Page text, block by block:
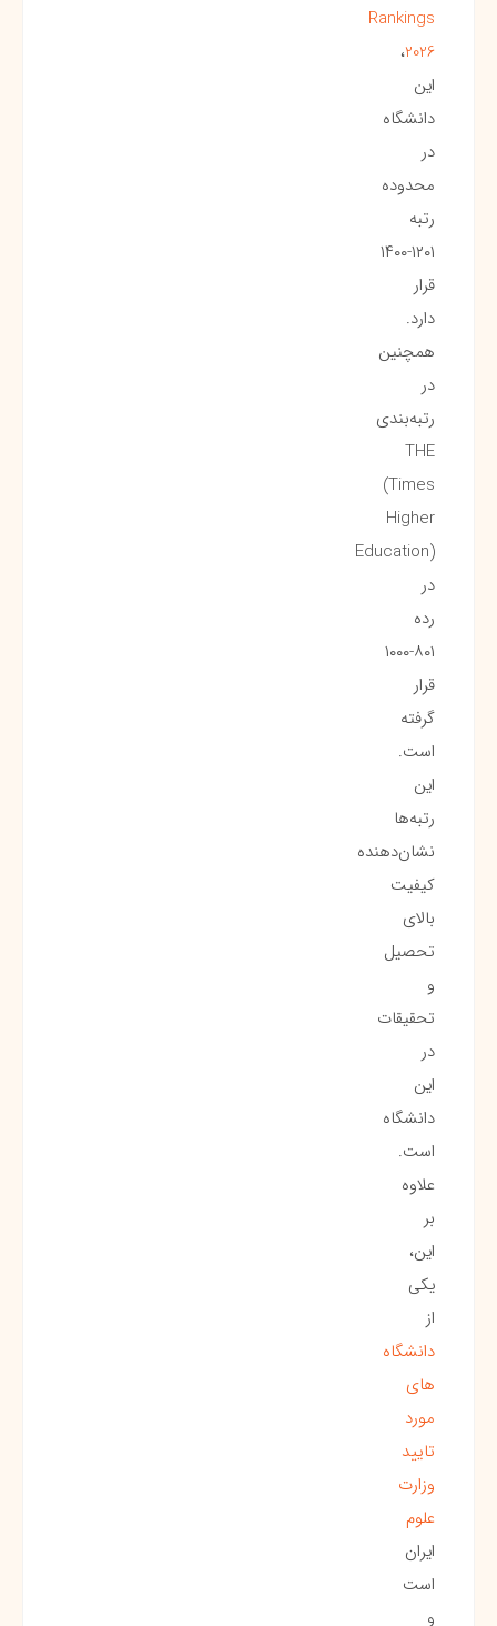
Rankings
2026،
این
دانشگاه
در
محدوده
رتبه
۱۲۰۱-۱۴۰۰
قرار
دارد.
همچنین
در
رتبه‌بندی
THE
(Times
Higher
Education)
در
رده
۸۰۱-۱۰۰۰
قرار
گرفته
است.
این
رتبه‌ها
نشان‌دهنده
کیفیت
بالای
تحصیل
و
تحقیقات
در
این
دانشگاه
است.
علاوه
بر
این،
یکی
از
دانشگاه
‌های
مورد
تایید
وزارت
علوم
ایران
است
و